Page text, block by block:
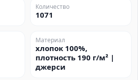
Количество
1071
Материал
хлопок 100%,
плотность 190 г/м² |
джерси